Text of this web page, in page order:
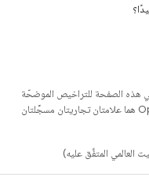
هذه الصفحة للتراخيص الموضحّة
. إنّ Java وOpenJDK هما علامتان تجاريتان مسجَّلتان